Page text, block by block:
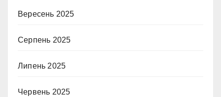
Вересень 2025
Серпень 2025
Липень 2025
Червень 2025